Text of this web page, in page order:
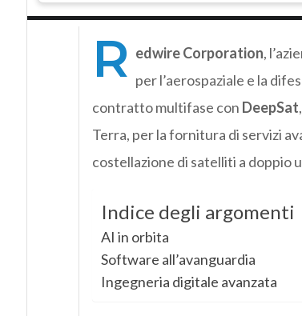
R edwire Corporation,
per l’aerospaziale e la
contratto multifase con DeepSat
Terra, per la fornitura di servizi
costellazione di satelliti a doppio
Indice degli argomenti
AI in orbita
Software all’avanguardia
Ingegneria digitale avanzata